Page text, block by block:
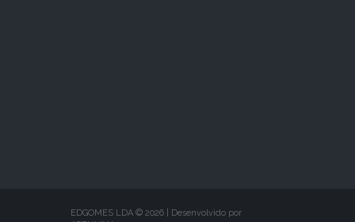
EDGOMES LDA © 2026
Desenvolvido por